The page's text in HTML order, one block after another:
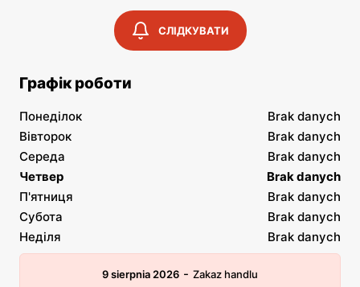
СЛІДКУВАТИ
Графік роботи
Понеділок
Brak danych
Вівторок
Brak danych
Середа
Brak danych
Четвер
Brak danych
П'ятниця
Brak danych
Субота
Brak danych
Неділя
Brak danych
9 sierpnia 2026 - Zakaz handlu